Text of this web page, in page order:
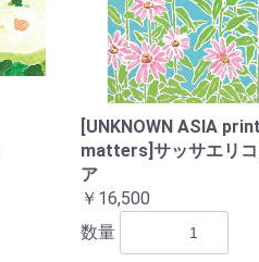
[UNKNOWN ASIA
matters]サッサエリ
ア
￥16,500
数量
お